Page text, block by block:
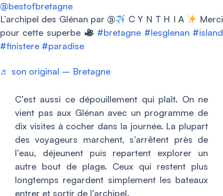
@bestofbretagne
L’archipel des Glénan par @
C Y N T H I A
Merci
pour cette superbe
#bretagne #lesglenan #island
#finistere #paradise
♬ son original – Bretagne
C’est aussi ce dépouillement qui plaît. On ne
vient pas aux Glénan avec un programme de
dix visites à cocher dans la journée. La plupart
des voyageurs marchent, s’arrêtent près de
l’eau, déjeunent puis repartent explorer un
autre bout de plage. Ceux qui restent plus
longtemps regardent simplement les bateaux
entrer et sortir de l’archipel.